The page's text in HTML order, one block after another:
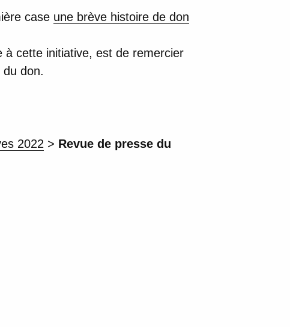
case une brève histoire de don
cette initiative, est de remercier
du don.
2022 > Revue de presse du